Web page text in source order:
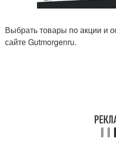
Выбрать товары по акции и
сайте Gutmorgenru.